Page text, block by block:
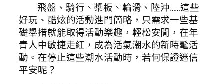
飛盤、騎行、槳板、輪滑、陸沖……這些
好玩、酷炫的活動進門簡略，只需求一些基
礎舉措就能取得活動樂趣，輕松安閒，在年
青人中敏捷走紅，成為活氣潮水的新時髦活
動。在停止這些潮水活動時，若何保證迷信
平安呢？